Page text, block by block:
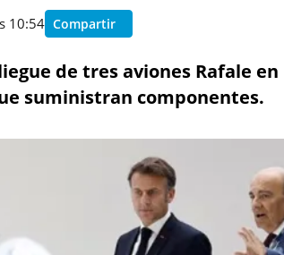
10:54 Compartir
de tres aviones Rafale
suministran componentes.